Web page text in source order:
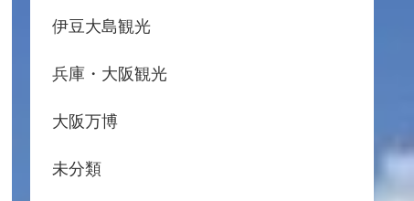
伊豆大島観光
兵庫・大阪観光
大阪万博
未分類